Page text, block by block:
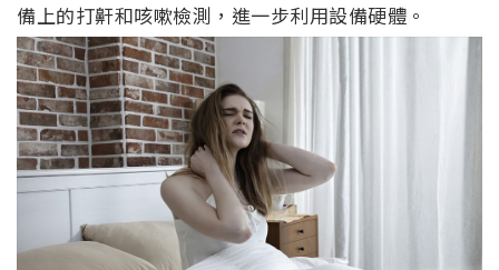
備上的打鼾和咳嗽檢測，進一步利用設備硬體。